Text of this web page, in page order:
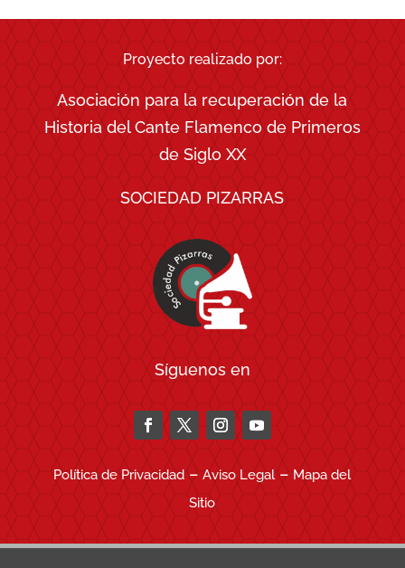
Proyecto realizado por:
Asociación para la recuperación de la
Historia del Cante Flamenco de Primeros
de Siglo XX
SOCIEDAD PIZARRAS
Síguenos en
Política de Privacidad–Aviso Legal– Mapa del
Sitio